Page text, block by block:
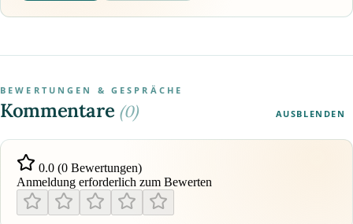
BEWERTUNGEN & GESPRÄCHE
Kommentare (0) AUSBLENDEN
0.0 (0 Bewertungen)
Anmeldung erforderlich zum Bewerten